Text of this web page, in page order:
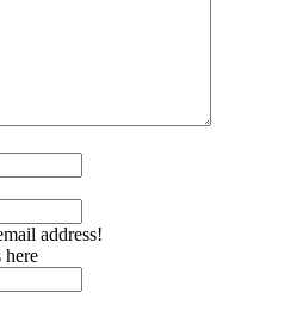
address!
here